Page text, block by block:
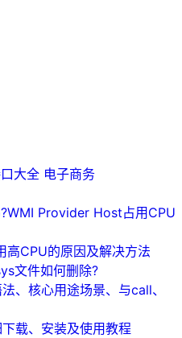
大全 电子商务
Provider Host占用CPU
CPU的原因及解决方法
文件如何删除?
、核心用途场景、与call、
载、安装及使用教程